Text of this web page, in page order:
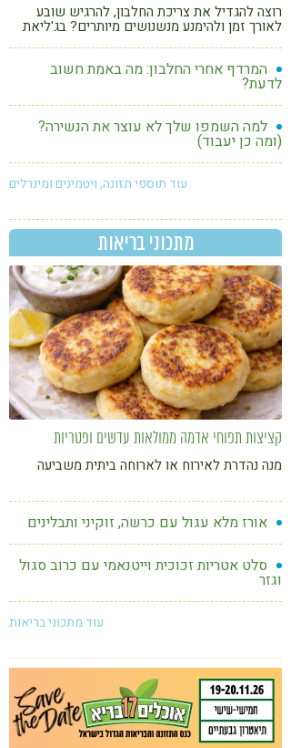
רוצה להגדיל את צריכת החלבון, להרגיש שובע
לאורך זמן ולהימנע מנשנושים מיותרים? בג'ליאת
יש 93% חלבון נקי, ללא סוכר, ללא שומן וללא
תוספים מיותרים.
המרדף אחרי החלבון: מה באמת חשוב
לדעת?
למה השמפו שלך לא עוצר את הנשירה?
(ומה כן יעבוד)
עוד תוספי תזונה, ויטמינים ומינרלים
מתכוני בריאות
קציצות תפוחי אדמה ממולאות עדשים ופטריות
מנה נהדרת לאירוח או לארוחה ביתית משביעה
אורז מלא עגול עם כרשה, זוקיני ותבלינים
סלט אטריות זכוכית וייטנאמי עם כרוב סגול
וגזר
עוד מתכוני בריאות